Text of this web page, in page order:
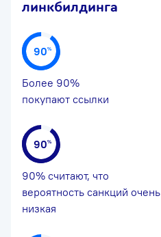
линкбилдинга
90%
Более 90%
покупают ссылки
90%
90% считают, что
вероятность санкций очень
низкая